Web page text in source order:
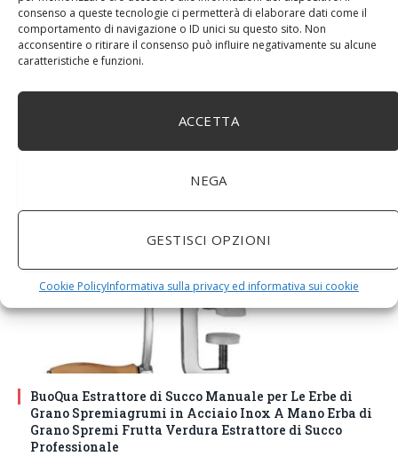
consenso a queste tecnologie ci permetterà di elaborare dati come il
comportamento di navigazione o ID unici su questo sito. Non
acconsentire o ritirare il consenso può influire negativamente su alcune
caratteristiche e funzioni.
ACCETTA
NEGA
GESTISCI OPZIONI
Cookie PolicyInformativa sulla privacy ed informativa sui cookie
DM House Insalatiera grande in legno di mango, XXL,
senza vernice artificiale. Fatto a mano, stile e design
BuoQua Estrattore di Succo Manuale per Le Erbe di
Grano Spremiagrumi in Acciaio Inox A Mano Erba di
Grano Spremi Frutta Verdura Estrattore di Succo
Professionale